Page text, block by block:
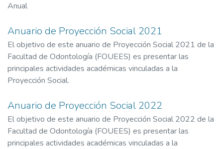
Anual
Anuario de Proyección Social 2021
El objetivo de este anuario de Proyección Social 2021 de la
Facultad de Odontología (FOUEES) es presentar las
principales actividades académicas vinculadas a la
Proyección Social.
Anuario de Proyección Social 2022
El objetivo de este anuario de Proyección Social 2022 de la
Facultad de Odontología (FOUEES) es presentar las
principales actividades académicas vinculadas a la